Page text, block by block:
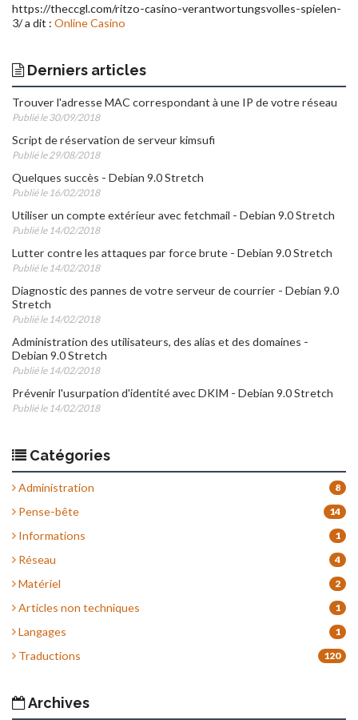
https://theccgl.com/ritzo-casino-verantwortungsvolles-spielen-
3/ a dit : Online Casino
Derniers articles
Trouver l'adresse MAC correspondant à une IP de votre réseau
Publié le 30/09/2018
Script de réservation de serveur kimsufi
Publié le 29/08/2018
Quelques succès - Debian 9.0 Stretch
Publié le 16/02/2018
Utiliser un compte extérieur avec fetchmail - Debian 9.0 Stretch
Publié le 14/02/2018
Lutter contre les attaques par force brute - Debian 9.0 Stretch
Publié le 14/02/2018
Diagnostic des pannes de votre serveur de courrier - Debian 9.0
Stretch
Publié le 14/02/2018
Administration des utilisateurs, des alias et des domaines -
Debian 9.0 Stretch
Publié le 14/02/2018
Prévenir l'usurpation d'identité avec DKIM - Debian 9.0 Stretch
Publié le 14/02/2018
Catégories
Administration 8
Pense-bête 14
Informations 1
Réseau 4
Matériel 2
Articles non techniques 1
Langages 1
Traductions 120
Archives